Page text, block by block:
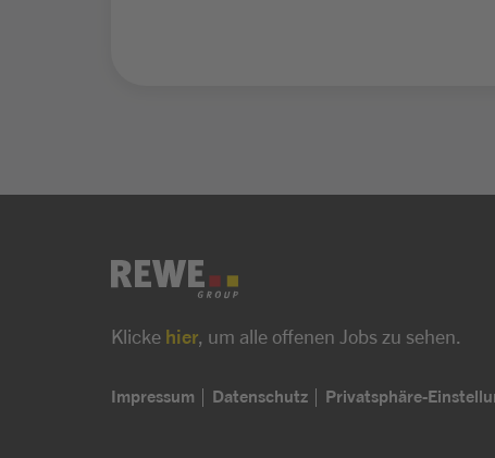
Klicke hier , um alle offenen Jobs zu sehen.
Impressum Datenschutz Privatsphäre-